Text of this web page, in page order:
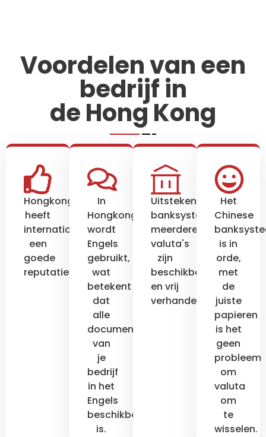
Voordelen van een
bedrijf in
de Hong Kong
Hongkong
heeft
internationaal
een
goede
reputatie.
In
Hongkong
wordt
Engels
gebruikt,
wat
betekent
dat
alle
documentatie
van
je
bedrijf
in het
Engels
beschikbaar
is.
Uitstekend
banksysteem,
meerdere
valuta's
zijn
beschikbaar
en vrij
verhandelbaar.
Het
Chinese
is in
orde,
met
de
juiste
papieren
is het
geen
probleem
om
valuta
om
te
wisselen.